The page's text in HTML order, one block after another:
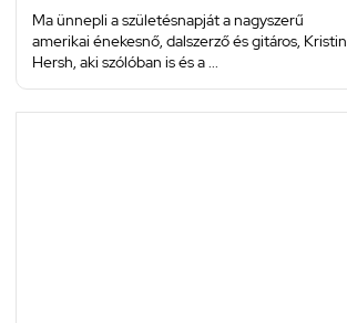
Ma ünnepli a születésnapját a nagyszerű
amerikai énekesnő, dalszerző és gitáros, Kristin
Hersh, aki szólóban is és a ...